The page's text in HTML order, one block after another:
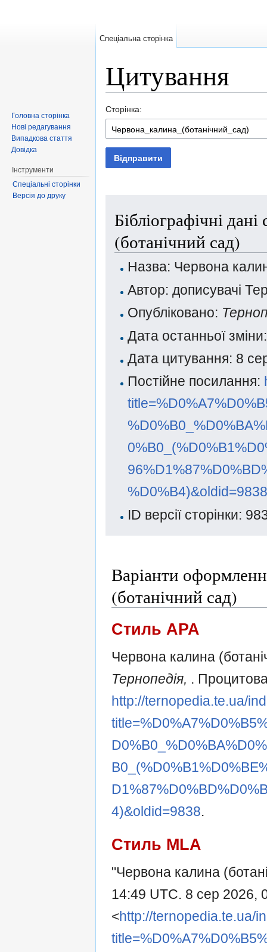
Цитування
Сторінка:
Відправити
Бібліографічні
(ботанічний сад)
Назва: Червона
Автор: дописувачі
Опубліковано:
Дата останньої
Дата цитування: 8
Постійне посилання:
ID версії сторінки:
Варіанти
(ботанічний сад)
Стиль APA
Червона калина
Тернопедія, .
http://ternopedia.te.ua/
4)&oldid=9838.
Стиль MLA
"Червона калина
14:49 UTC. 8 сер 2026,
<http://ternopedia.te.ua/
Спеціальна сторінка
Головна сторінка
Нові редагування
Випадкова стаття
Довідка
Інструменти
Спеціальні сторінки
Версія до друку